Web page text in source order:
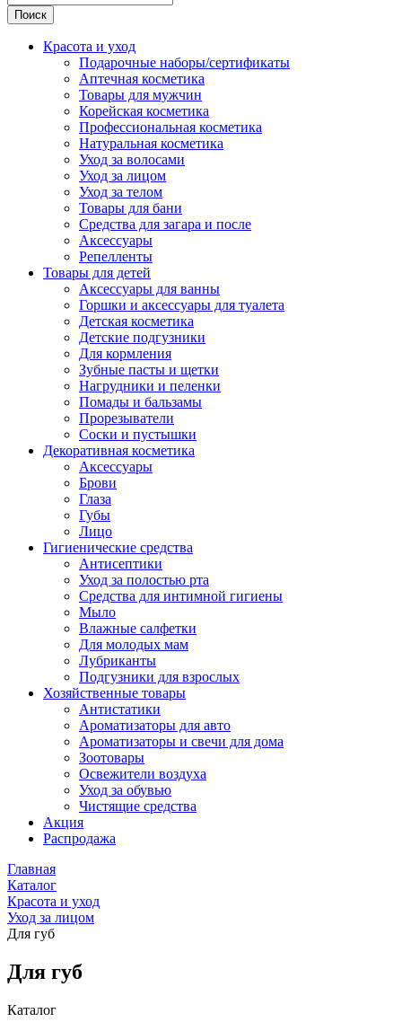
Поиск
Красота и уход
Подарочные наборы/сертификаты
Аптечная косметика
Товары для мужчин
Корейская косметика
Профессиональная косметика
Натуральная косметика
Уход за волосами
Уход за лицом
Уход за телом
Товары для бани
Средства для загара и после
Аксессуары
Репелленты
Товары для детей
Аксессуары для ванны
Горшки и аксессуары для туалета
Детская косметика
Детские подгузники
Для кормления
Зубные пасты и щетки
Нагрудники и пеленки
Помады и бальзамы
Прорезыватели
Соски и пустышки
Декоративная косметика
Аксессуары
Брови
Глаза
Губы
Лицо
Гигиенические средства
Антисептики
Уход за полостью рта
Средства для интимной гигиены
Мыло
Влажные салфетки
Для молодых мам
Лубриканты
Подгузники для взрослых
Хозяйственные товары
Антистатики
Ароматизаторы для авто
Ароматизаторы и свечи для дома
Зоотовары
Освежители воздуха
Уход за обувью
Чистящие средства
Акция
Распродажа
Главная
Каталог
Красота и уход
Уход за лицом
Для губ
Для губ
Каталог